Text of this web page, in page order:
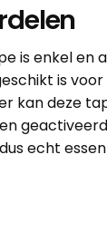
is enkel en
is
kan deze
echt